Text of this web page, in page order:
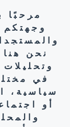
مرحبًا
وجهتكم
نحن
في
سياسية،
أو